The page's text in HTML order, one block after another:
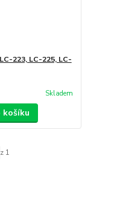
223, LC-225, LC-
Skladem
košíku
z 1